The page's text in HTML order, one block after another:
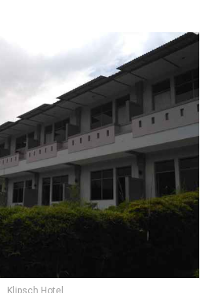
Klipsch Hotel